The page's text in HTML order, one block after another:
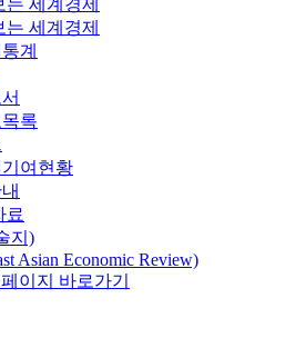
는 세계경제
계
록
여현황
료
지)
Asian Economic Review)
이지 바로가기